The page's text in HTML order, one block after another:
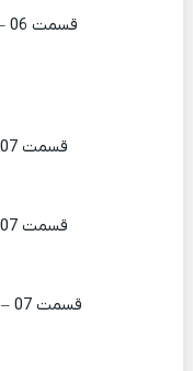
قسمت 06 –
قسمت 07 – بدون زیرنویس – 720P
قسمت 07 – بدون زیرنویس – 480P
قسمت 07 –